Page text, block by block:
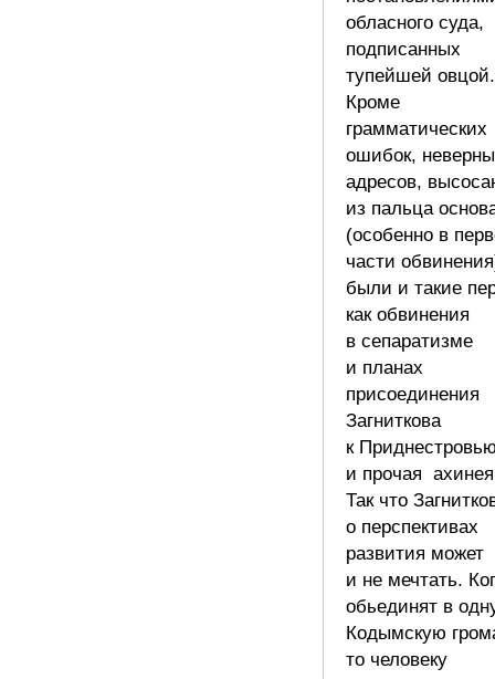
обласного суда,
подписанных
тупейшей овцой.
Кроме
грамматических
ошибок,
адресов,
из пальца
(особенно в
части
были и такие
как обвинения
в сепаратизме
и планах
присоединения
Загниткова
к
и прочая
Так что
о перспективах
развития может
и не мечтать.
обьединят в
Кодымскую
то человеку